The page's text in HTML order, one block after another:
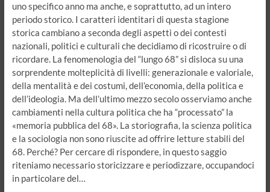
uno specifico anno ma anche, e soprattutto, ad un intero
periodo storico. I caratteri identitari di questa stagione
storica cambiano a seconda degli aspetti o dei contesti
nazionali, politici e culturali che decidiamo di ricostruire o di
ricordare. La fenomenologia del “lungo 68” si disloca su una
sorprendente molteplicità di livelli: generazionale e valoriale,
della mentalità e dei costumi, dell’economia, della politica e
dell’ideologia. Ma dell’ultimo mezzo secolo osserviamo anche
cambiamenti nella cultura politica che ha “processato” la
«memoria pubblica del 68». La storiografia, la scienza politica
e la sociologia non sono riuscite ad offrire letture stabili del
68. Perché? Per cercare di rispondere, in questo saggio
riteniamo necessario storicizzare e periodizzare, occupandoci
in particolare del…